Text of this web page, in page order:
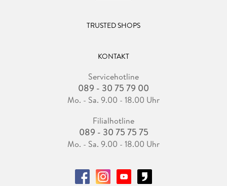
TRUSTED SHOPS
KONTAKT
Servicehotline
089 - 30 75 79 00
Mo. - Sa. 9.00 - 18.00 Uhr
Filialhotline
089 - 30 75 75 75
Mo. - Sa. 9.00 - 18.00 Uhr